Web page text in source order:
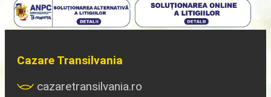
Cazare Transilvania
cazaretransilvania.ro